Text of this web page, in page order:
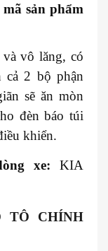
mã sản phẩm
vô lăng, có
cả 2 bộ phận
sẽ ăn mòn
đèn báo túi
khiển.
xe: KIA
TÔ CHÍNH